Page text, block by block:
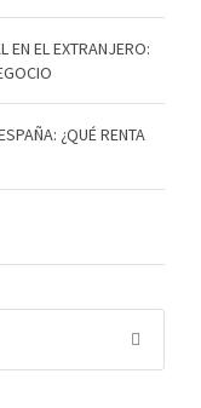
EN EL EXTRANJERO:
¿QUÉ RENTA